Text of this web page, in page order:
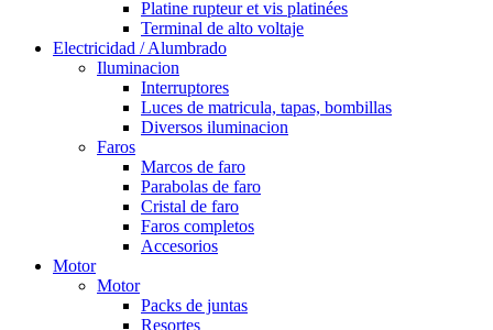
Platine rupteur et vis platinées
Terminal de alto voltaje
Electricidad / Alumbrado
Iluminacion
Interruptores
Luces de matricula, tapas, bombillas
Diversos iluminacion
Faros
Marcos de faro
Parabolas de faro
Cristal de faro
Faros completos
Accesorios
Motor
Motor
Packs de juntas
Resortes